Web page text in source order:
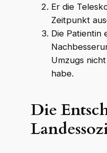
Er die
Zeitpunkt
Die Patientin
Umzugs
habe.
Die